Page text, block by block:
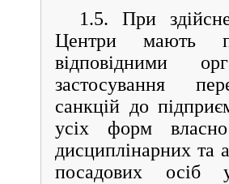
1.5. При
Центри мають
відповідними
застосування
санкцій до
усіх форм
дисциплінарних та
посадових